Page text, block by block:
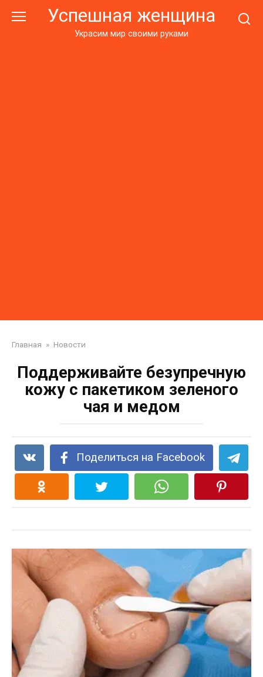
Успешная женщина
Украсим мир своими руками
Главная » Новости
Поддерживайте безупречную
кожу с пакетиком зеленого
чая и медом
Поделиться на Facebook